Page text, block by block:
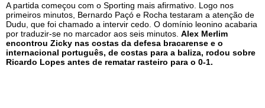
A partida começou com o Sporting mais afirmativo. Logo nos
primeiros minutos, Bernardo Paçó e Rocha testaram a atenção de
Dudu, que foi chamado a intervir cedo. O domínio leonino acabaria
por traduzir-se no marcador aos seis minutos. Alex Merlim
encontrou Zicky nas costas da defesa bracarense e o
internacional português, de costas para a baliza, rodou sobre
Ricardo Lopes antes de rematar rasteiro para o 0-1.